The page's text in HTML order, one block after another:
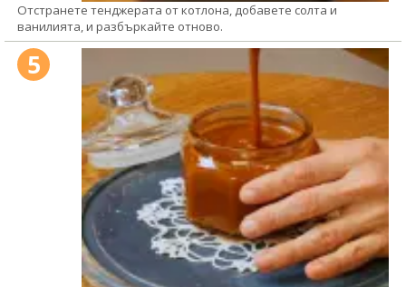
Отстранете тенджерата от котлона, добавете солта и
ванилията, и разбъркайте отново.
5